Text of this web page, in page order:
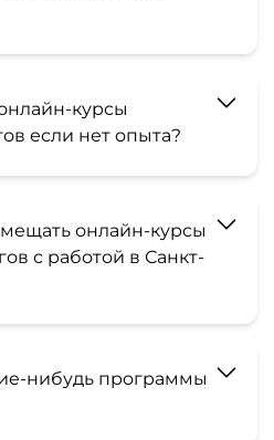
курсы
если нет опыта?
онлайн-курсы
с работой в Санкт-
нибудь программы